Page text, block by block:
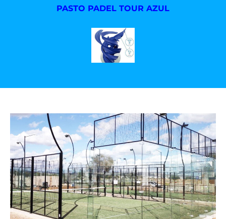
PASTO PADEL TOUR AZUL